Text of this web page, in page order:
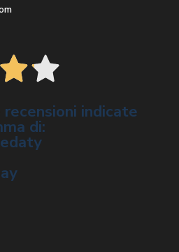
indicate
di: